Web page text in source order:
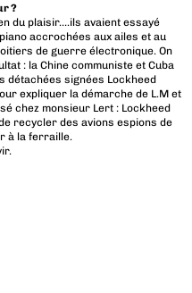
?
du plaisir….ils avaient essayé
accrochées aux ailes et au
de guerre électronique. On
: la Chine communiste et Cuba
détachées signées Lockheed
expliquer la démarche de L.M et
chez monsieur Lert : Lockheed
recycler des avions espions de
à la ferraille.